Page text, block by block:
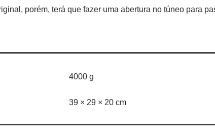
porém, terá que fazer uma abertura no túneo para
4000 g
39 × 29 × 20 cm